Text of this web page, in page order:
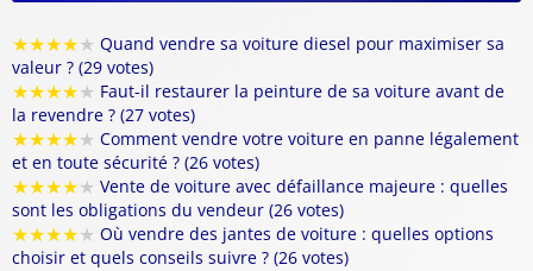
★★★★★ Quand vendre sa voiture diesel pour maximiser sa
valeur ? (29 votes)
★★★★★ Faut-il restaurer la peinture de sa voiture avant de
la revendre ? (27 votes)
★★★★★ Comment vendre votre voiture en panne légalement
et en toute sécurité ? (26 votes)
★★★★★ Vente de voiture avec défaillance majeure : quelles
sont les obligations du vendeur (26 votes)
★★★★★ Où vendre des jantes de voiture : quelles options
choisir et quels conseils suivre ? (26 votes)